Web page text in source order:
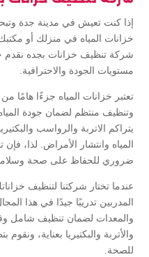
إذا كنت تعيش في مدينة جدة
خزانات المياه في منزلك أو
شركة تنظيف خزانات بجده نقدم
مستويات الجودة والاحترافية.
تعتبر خزانات المياه جزءًا هامًا
وتنظيف منتظم لضمان جودة
يتراكم الاتربة والرواسب
المياه وانتشار الأمراض. لذا،
ضروري للحفاظ على صحة وسلامة
عندما تختار شركتنا لتنظيف
المدربين تدريبًا جيدًا في هذا
والمعدات لضمان تنظيف شامل
والأتربة والبكتيريا بعناية،
للصحة.